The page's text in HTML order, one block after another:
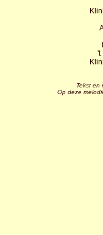
't
Tekst en
Op deze